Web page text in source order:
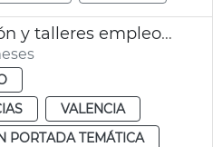
Cursos de formación y talleres empleo València
VALENCIA
PORTADA TEMÁTICA